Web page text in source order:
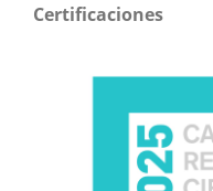
Certificaciones